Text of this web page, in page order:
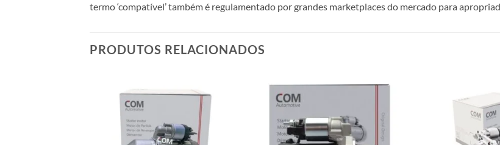
termo ‘compatível’ também é regulamentado por grandes marketplaces do mercado para
PRODUTOS RELACIONADOS